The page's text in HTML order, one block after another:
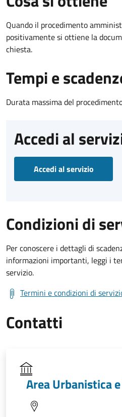
Quando il procedimento
positivamente si ottiene la
chiesta.
Tempi e
Durata massima del
Accedi al
Accedi al servizio
Condizioni di
Per conoscere i dettagli di
informazioni importanti, leggi i
servizio.
Termini e condizioni di
Contatti
Area Urbanistica